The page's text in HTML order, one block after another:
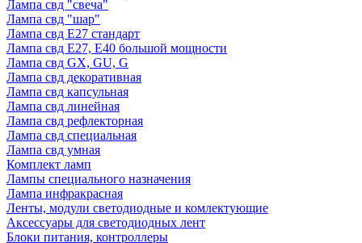
Лампа свд "свеча"
Лампа свд "шар"
Лампа свд E27 стандарт
Лампа свд E27, Е40 большой мощности
Лампа свд GX, GU, G
Лампа свд декоративная
Лампа свд капсульная
Лампа свд линейная
Лампа свд рефлекторная
Лампа свд специальная
Лампа свд умная
Комплект ламп
Лампы специального назначения
Лампа инфракрасная
Ленты, модули светодиодные и комлектующие
Аксессуары для светодиодных лент
Блоки питания, контроллеры